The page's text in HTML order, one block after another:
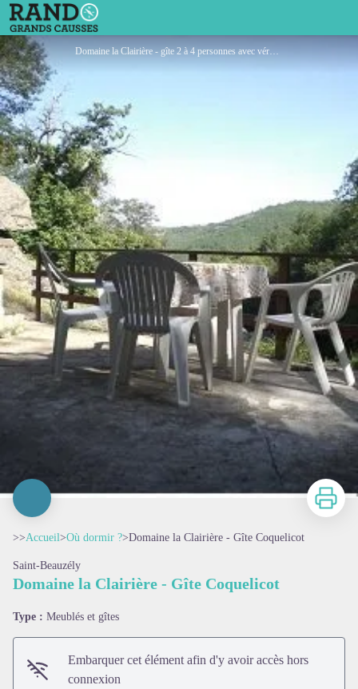
Domaine la Clairière - Gîte Coquelicot
Domaine la Clairière - gîte 2 à 4 personnes avec véranda
Imprimer
>>Accueil>Où dormir ?>Domaine la Clairière - Gîte Coquelicot
Saint-Beauzély
Domaine la Clairière - Gîte Coquelicot
Type : Meublés et gîtes
Embarquer cet élément afin d'y avoir accès hors
connexion